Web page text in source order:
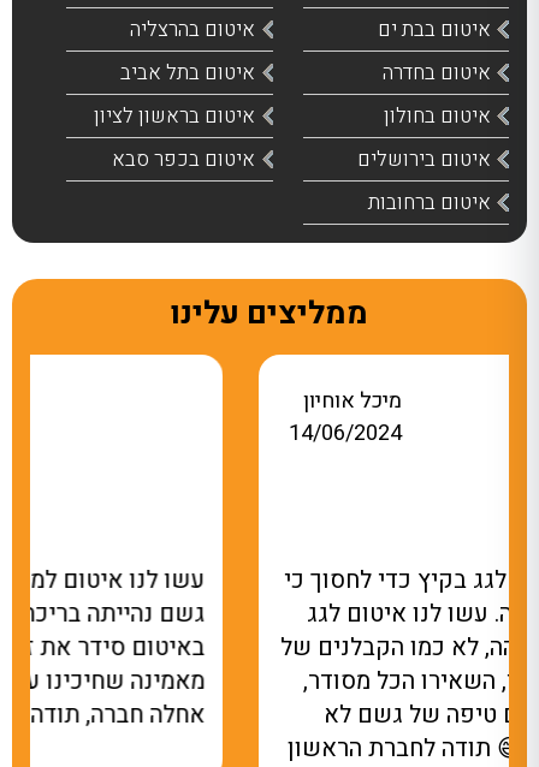
איטום בבת ים
איטום בהרצליה
איטום בחדרה
איטום בתל אביב
איטום בחולון
איטום בראשון לציון
איטום בירושלים
איטום בכפר סבא
איטום ברחובות
ממליצים עלינו
עשו לנו איטום למרפסת שבכל פעם שהיה
גשם נהייתה בריכה. מאז שהקבלן של הראשון
באיטום סידר את זה, לא רואים טיפת מים! לא
מאמינה שחיכינו עם זה כל כך הרבה זמן.
אחלה חברה, תודה על שירותכם.